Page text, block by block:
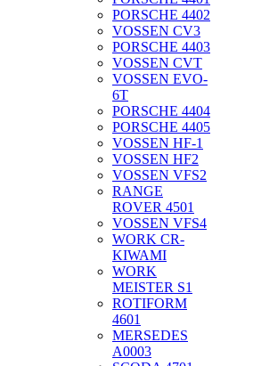
PORSCHE 4402
VOSSEN CV3
PORSCHE 4403
VOSSEN CVT
VOSSEN EVO-
6T
PORSCHE 4404
PORSCHE 4405
VOSSEN HF-1
VOSSEN HF2
VOSSEN VFS2
RANGE
ROVER 4501
VOSSEN VFS4
WORK CR-
KIWAMI
WORK
MEISTER S1
ROTIFORM
4601
MERSEDES
A0003